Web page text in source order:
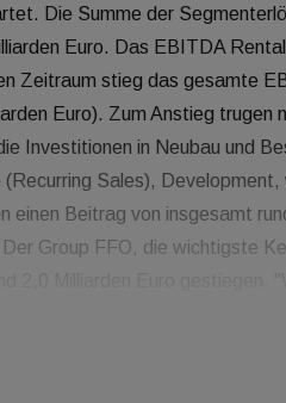
Die Summe der
Euro. Das EBITDA
Zeitraum stieg das gesamte
Euro). Zum Anstieg trugen
Investitionen in Neubau und
(Recurring Sales),
einen Beitrag von insgesamt
Group FFO, die wichtigste